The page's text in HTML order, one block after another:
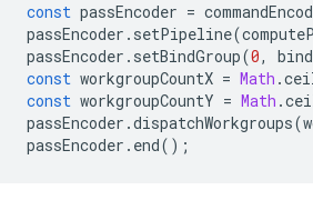
const passEncoder =
passEncoder . setPipeline(
passEncoder . setBindGroup(0,
const workgroupCountX = Math .
const workgroupCountY = Math .
passEncoder .dispatchWorkgroups(
passEncoder . end();